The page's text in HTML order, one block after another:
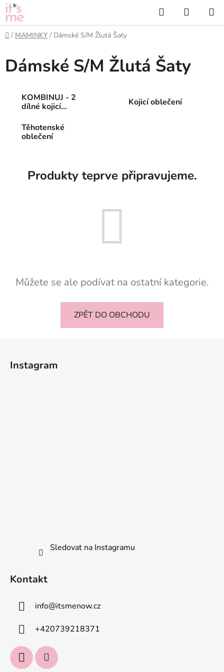
Přejít
na
obsah
Hledat
KOŠÍK
Domů
/ MAMINKY / Dámské S/M Žlutá Šaty
Dámské S/M Žlutá Šaty
KOMBINUJ - 2
dílné kojicí
Kojicí oblečení
Těhotenské
oblečení
Produkty teprve připravujeme.
Můžete se ale podívat na ostatní kategorie.
ZPĚT DO OBCHODU
Instagram
Sledovat na Instagramu
Kontakt
info@itsmenow.cz
+420739218371